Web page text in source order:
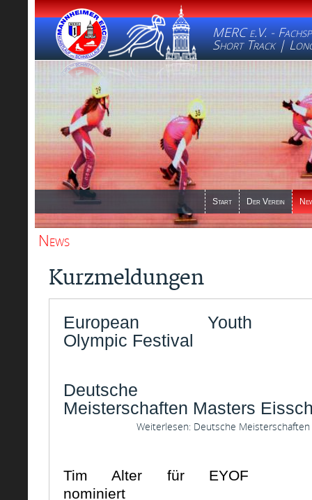
MERC e.V. -
Short Track |
Start Der Verein
News
Kurzmeldungen
European Youth
Olympic Festival
Deutsche
Meisterschaften Masters
Weiterlesen: Deutsche
Tim Alter für EYOF
nominiert